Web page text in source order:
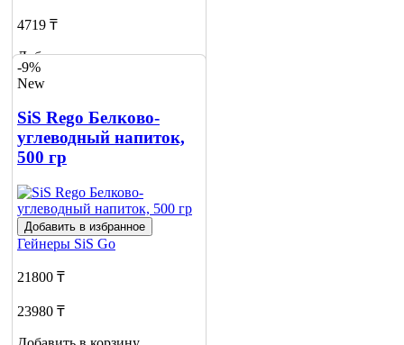
4719 ₸
Добавить в корзину
-9%
New
SiS Rego Белково-
углеводный напиток,
500 гр
Добавить в избранное
Гейнеры SiS Go
21800 ₸
23980 ₸